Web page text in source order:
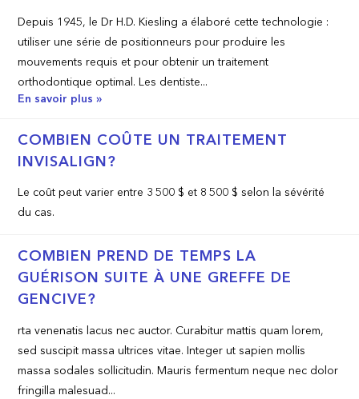
Depuis 1945, le Dr H.D. Kiesling a élaboré cette technologie :
utiliser une série de positionneurs pour produire les
mouvements requis et pour obtenir un traitement
orthodontique optimal. Les dentiste...
En savoir plus »
COMBIEN COÛTE UN TRAITEMENT
INVISALIGN?
Le coût peut varier entre 3 500 $ et 8 500 $ selon la sévérité
du cas.
COMBIEN PREND DE TEMPS LA
GUÉRISON SUITE À UNE GREFFE DE
GENCIVE?
rta venenatis lacus nec auctor. Curabitur mattis quam lorem,
sed suscipit massa ultrices vitae. Integer ut sapien mollis
massa sodales sollicitudin. Mauris fermentum neque nec dolor
fringilla malesuad...